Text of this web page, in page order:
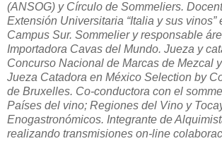
(ANSOG) y Círculo de Sommeliers.
Extensión Universitaria “Italia y sus vinos”
Campus Sur. Sommelier y responsable
Importadora Cavas del Mundo. Jueza y
Concurso Nacional de Marcas de Mezcal
Jueza Catadora en México Selection by
de Bruxelles. Co-conductora con el
Países del vino; Regiones del Vino y
Enogastronómicos. Integrante de
realizando transmisiones on-line